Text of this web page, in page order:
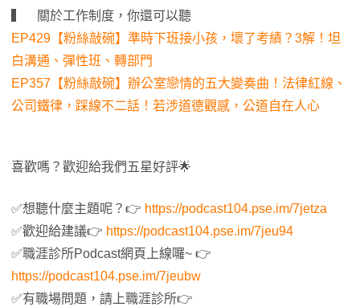
▍ 關於工作制度，你還可以聽
EP429【粉絲敲碗】準時下班接小孩，壞了考績？3解！坦
白溝通、彈性班、轉部門
EP357【粉絲敲碗】辦公室戀情的五大變奏曲！法律紅線、
公司鐵律，踩線不二話！若涉道德觀感，公道自在人心
喜歡嗎？歡迎給我們五星好評🌟
✅想聽什麼主題呢？👉 https://podcast104.pse.im/7jetza
✅歡迎給建議👉 https://podcast104.pse.im/7jeu94
✅職涯診所Podcast網頁上線囉~ 👉
https://podcast104.pse.im/7jeubw
✅有職場問題，請上職涯診所👉